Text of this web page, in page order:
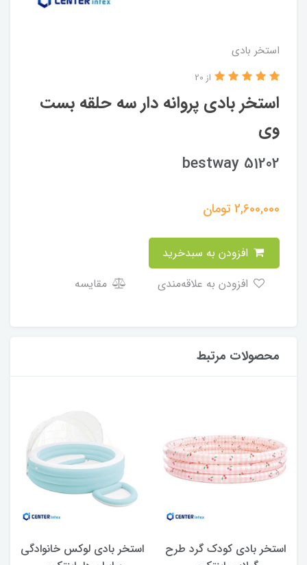
استخر بادی
استخر بادی پروانه دار سه حلقه بست
وی
از 20
bestway 51202
2,600,000تومان
مقایسه
محصولات مرتبط
استخر بادی کودک گرد طرح
استخر بادی لوکس خانوادگی